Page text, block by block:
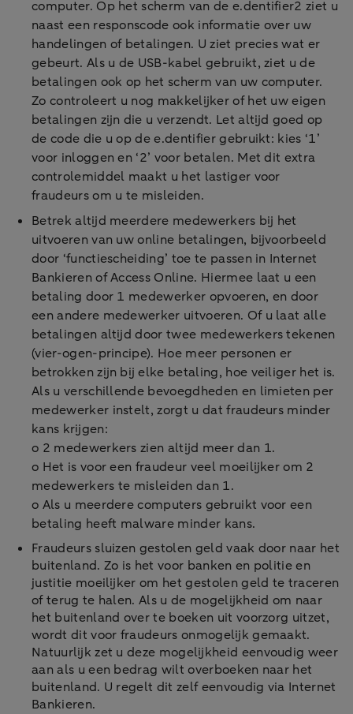
computer. Op het scherm van de e.dentifier2 ziet u
naast een responscode ook informatie over uw
handelingen of betalingen. U ziet precies wat er
gebeurt. Als u de USB-kabel gebruikt, ziet u de
betalingen ook op het scherm van uw computer.
Zo controleert u nog makkelijker of het uw eigen
betalingen zijn die u verzendt. Let altijd goed op
de code die u op de e.dentifier gebruikt: kies ‘1’
voor inloggen en ‘2’ voor betalen. Met dit extra
controlemiddel maakt u het lastiger voor
fraudeurs om u te misleiden.
Betrek altijd meerdere medewerkers bij het
uitvoeren van uw online betalingen, bijvoorbeeld
door ‘functiescheiding’ toe te passen in Internet
Bankieren of Access Online. Hiermee laat u een
betaling door 1 medewerker opvoeren, en door
een andere medewerker uitvoeren. Of u laat alle
betalingen altijd door twee medewerkers tekenen
(vier-ogen-principe). Hoe meer personen er
betrokken zijn bij elke betaling, hoe veiliger het is.
Als u verschillende bevoegdheden en limieten per
medewerker instelt, zorgt u dat fraudeurs minder
kans krijgen:
o 2 medewerkers zien altijd meer dan 1.
o Het is voor een fraudeur veel moeilijker om 2
medewerkers te misleiden dan 1.
o Als u meerdere computers gebruikt voor een
betaling heeft malware minder kans.
Fraudeurs sluizen gestolen geld vaak door naar het
buitenland. Zo is het voor banken en politie en
justitie moeilijker om het gestolen geld te traceren
of terug te halen. Als u de mogelijkheid om naar
het buitenland over te boeken uit voorzorg uitzet,
wordt dit voor fraudeurs onmogelijk gemaakt.
Natuurlijk zet u deze mogelijkheid eenvoudig weer
aan als u een bedrag wilt overboeken naar het
buitenland. U regelt dit zelf eenvoudig via Internet
Bankieren.